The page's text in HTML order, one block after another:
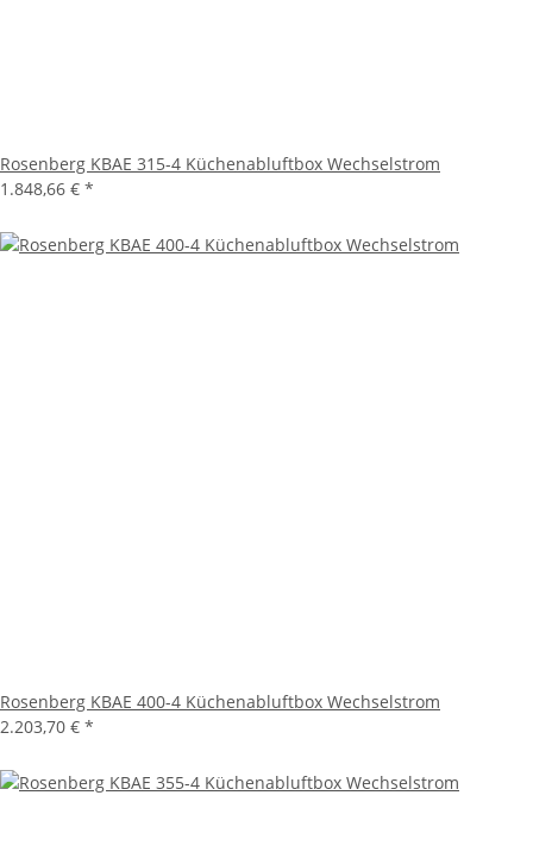
Rosenberg KBAE 315-4 Küchenabluftbox Wechselstrom
1.848,66 € *
Rosenberg KBAE 400-4 Küchenabluftbox Wechselstrom
2.203,70 € *